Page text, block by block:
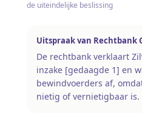
de uiteindelijke beslissing
Uitspraak van Rechtbank
De rechtbank verklaart
inzake [gedaagde 1] en
bewindvoerders af,
nietig of vernietigbaar is.